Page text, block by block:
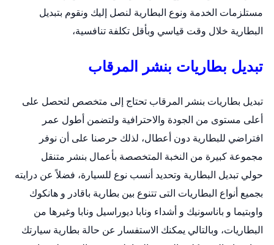
مستلزمات الخدمة ونوع البطارية لنصل إليك ونقوم بتبديل
البطارية خلال وقت قياسي وبأقل تكلفة تنافسية،
تبديل بطاريات بنشر المرقاب
تبديل بطاريات بنشر المرقاب تحتاج إلى متخصص لتحصل على
أعلى مستوى من الجودة والاحترافية ولتضمن أطول عمر
افتراضي للبطارية دون أعطال، لذلك حرصنا على أن نوفر
مجموعة كبيرة من النخبة المتخصصة بأعمال بنشر متنقل
حولي تبديل البطارية وتحديد أنسب نوع للسيارة، فضلاً عن درايته
بجميع أنواع البطاريات التى تتنوع بين بطارية باقادر و هانكوك
واوبتيما و باناسونيك و أشداء ونابا ديوراسيل ونابا وغيرها من
البطاريات، وبالتالي يمكنك الاستفسار عن حالة بطارية سيارتك